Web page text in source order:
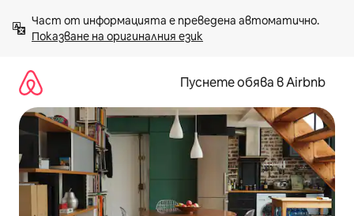
към
съдържанието
Показване на оригиналния език
Пуснете обява в Airbnb